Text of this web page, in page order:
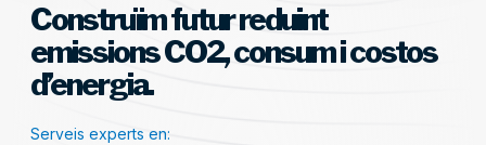
Construïm futur reduint
emissions CO2, consum i costos
d’energia.
Serveis experts en: